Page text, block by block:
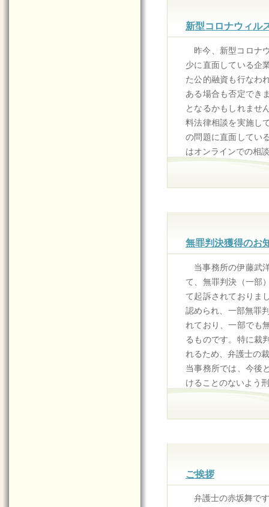
新型コロナウィル
昨今、新型コロナ
少に直面している企
た公的融資も行なわ
ある場合も否定でき
となるかもしれませ
料法律相談を実施し
の問題に直面してい
はオンラインでの相
無罪判決獲得のお
当事務所の伊藤武
て、無罪判決（一部
て起訴されておりま
認められ、一部無罪
れており、一部でも
るものです。特に裁
れるため、弁護士の
当事務所では、今後
けることのないよう
ご挨拶
弁護士の赤坂舞で